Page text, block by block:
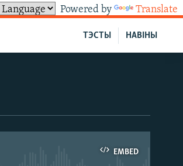
Powered by Translate
НАВІНЫ
ТЭСТЫ
EMBED